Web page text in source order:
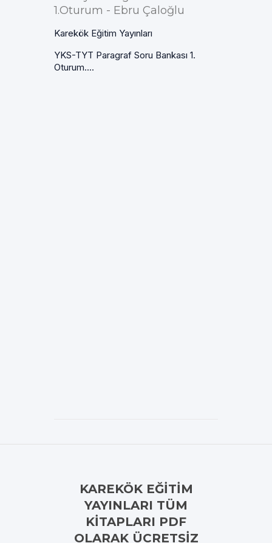
1.Oturum - Ebru Çaloğlu
Karekök Eğitim Yayınları
YKS-TYT Paragraf Soru Bankası 1.
Oturum....
KAREKÖK EĞITIM
YAYINLARI TÜM
KITAPLARI PDF
OLARAK ÜCRETSIZ